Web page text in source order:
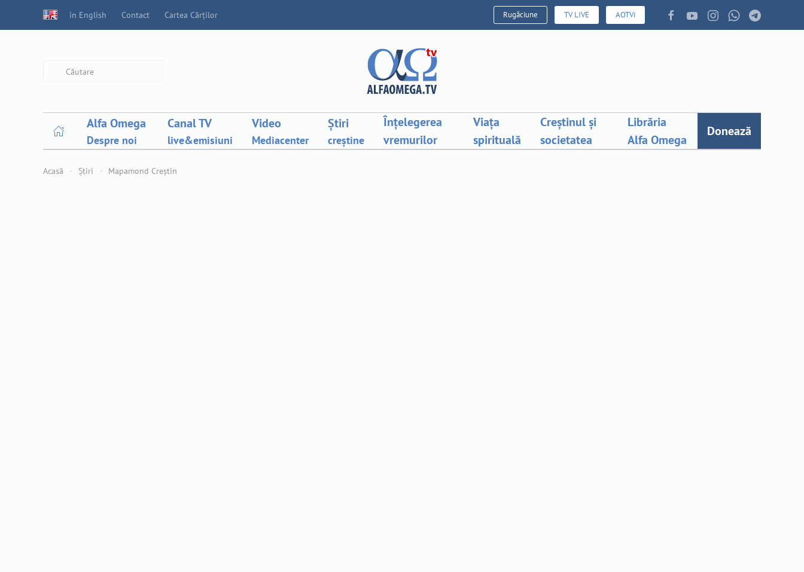
in English Contact Cartea Cărților Rugăciune TV LIVE AOTVi
Alfa Omega
Despre noi
Canal TV
live&emisiuni
Video
Mediacenter
Știri
creștine
Înțelegerea
vremurilor
Viața
spirituală
Creștinul și
societatea
Librăria
Alfa Omega
Donează
Acasă Știri Mapamond Creștin